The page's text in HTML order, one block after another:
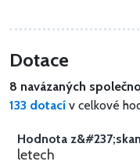
Dotace
8 navázaných
133 dotací v celkové
letech